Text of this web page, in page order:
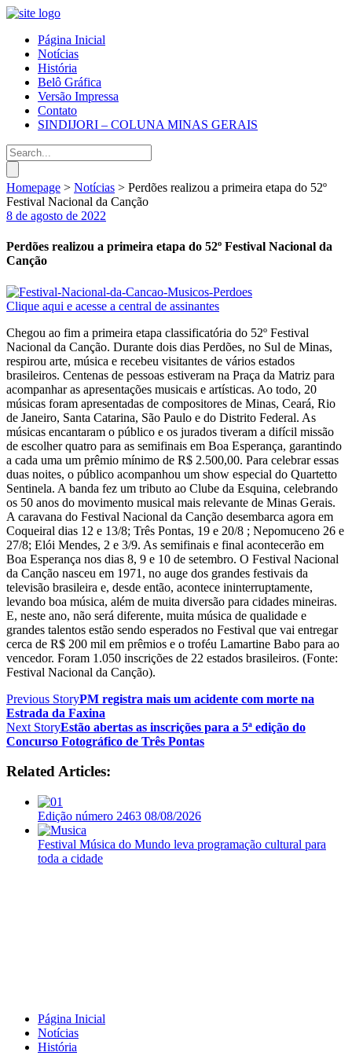
Página Inicial
Notícias
História
Belô Gráfica
Versão Impressa
Contato
SINDIJORI – COLUNA MINAS GERAIS
Homepage > Notícias > Perdões realizou a primeira etapa do 52º
Festival Nacional da Canção
8 de agosto de 2022
Perdões realizou a primeira etapa do 52º Festival Nacional da
Canção
Clique aqui e acesse a central de assinantes
Chegou ao fim a primeira etapa classificatória do 52º Festival
Nacional da Canção. Durante dois dias Perdões, no Sul de Minas,
respirou arte, música e recebeu visitantes de vários estados
brasileiros. Centenas de pessoas estiveram na Praça da Matriz para
acompanhar as apresentações musicais e artísticas. Ao todo, 20
músicas foram apresentadas de compositores de Minas, Ceará, Rio
de Janeiro, Santa Catarina, São Paulo e do Distrito Federal. As
músicas encantaram o público e os jurados tiveram a difícil missão
de escolher quatro para as semifinais em Boa Esperança, garantindo
a cada uma um prêmio mínimo de R$ 2.500,00. Para celebrar essas
duas noites, o público acompanhou um show especial do Quartetto
Sentinela. A banda fez um tributo ao Clube da Esquina, celebrando
os 50 anos do movimento musical mais relevante de Minas Gerais.
A caravana do Festival Nacional da Canção desembarca agora em
Coqueiral dias 12 e 13/8; Três Pontas, 19 e 20/8 ; Nepomuceno 26 e
27/8; Elói Mendes, 2 e 3/9. As semifinais e final acontecerão em
Boa Esperança nos dias 8, 9 e 10 de setembro. O Festival Nacional
da Canção nasceu em 1971, no auge dos grandes festivais da
televisão brasileira e, desde então, acontece ininterruptamente,
levando boa música, além de muita diversão para cidades mineiras.
E, neste ano, não será diferente, muita música de qualidade e
grandes talentos estão sendo esperados no Festival que vai entregar
cerca de R$ 200 mil em prêmios e o troféu Lamartine Babo para ao
vencedor. Foram 1.050 inscrições de 22 estados brasileiros. (Fonte:
Festival Nacional da Canção).
Previous StoryPM registra mais um acidente com morte na
Estrada da Faxina
Next StoryEstão abertas as inscrições para a 5ª edição do
Concurso Fotográfico de Três Pontas
Related Articles:
Edição número 2463 08/08/2026
Festival Música do Mundo leva programação cultural para
toda a cidade
Página Inicial
Notícias
História